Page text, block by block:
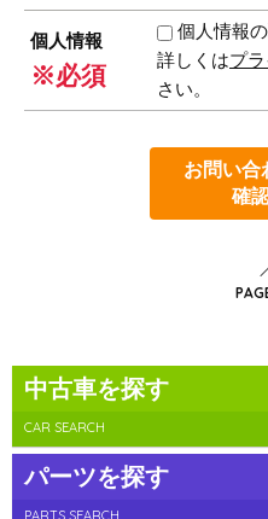
個人情報
※必須
個人情報
詳しくはプ
さい。
お問い合
確
中古車を探す
CAR SEARCH
パーツを探す
PARTS SEARCH